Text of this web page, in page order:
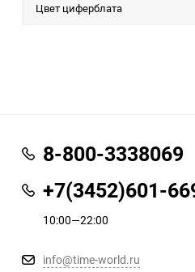
Цвет циферблата
8-800-3338069
+7(3452)601-
10:00—22:00
info@time-world.ru